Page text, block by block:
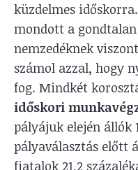
küzdelmes
mondott a
nemzedéknek
számol azzal, hogy
fog. Mindkét
időskori
pályájuk elején állók
pályaválasztás előtt
fiatalok 21,2